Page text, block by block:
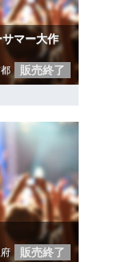
マー大作
販売終了
販売終了